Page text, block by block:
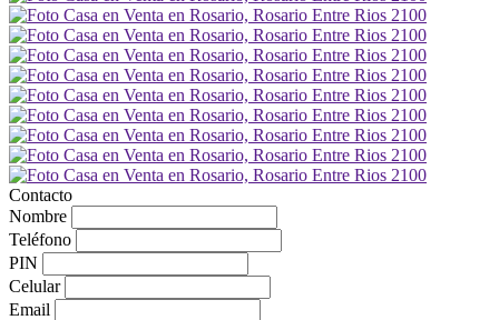
Contacto
Nombre
Teléfono
PIN
Celular
Email